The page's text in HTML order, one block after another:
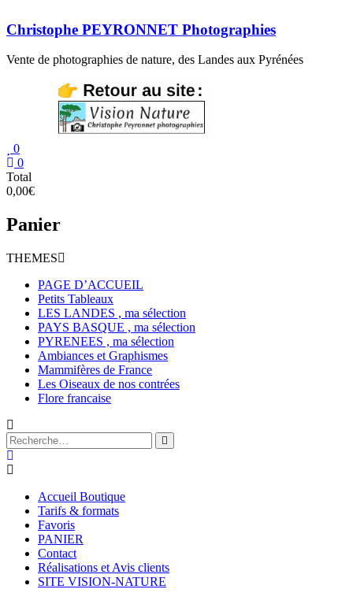
au
contenu
Christophe PEYRONNET Photographies
Vente de photographies de nature, des Landes aux Pyrénées
0
0
Total
0,00€
Panier
THEMES
PAGE D’ACCUEIL
Petits Tableaux
LES LANDES , ma sélection
PAYS BASQUE , ma sélection
PYRENEES , ma sélection
Ambiances et Graphismes
Mammifères de France
Les Oiseaux de nos contrées
Flore francaise
Accueil Boutique
Tarifs & formats
Favoris
PANIER
Contact
Réalisations et Avis clients
SITE VISION-NATURE